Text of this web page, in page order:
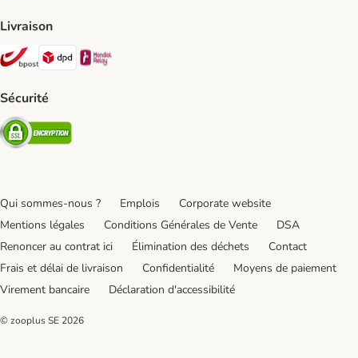
Livraison
Bpost Shipping Method
DPD Shipping Method
Sécurité
Security
Qui sommes-nous ? Emplois
Corporate website
Mentions légales
Conditions Générales de Vente
DSA
Renoncer au contrat ici
Élimination des déchets
Contact
Frais et délai de livraison
Confidentialité
Moyens de paiement
Virement bancaire
Déclaration d'accessibilité
© zooplus SE 2026